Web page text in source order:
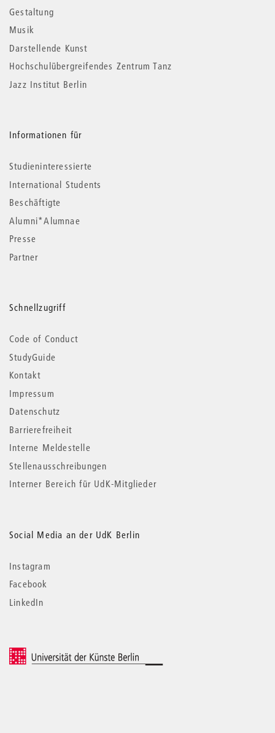
Gestaltung
Musik
Darstellende Kunst
Hochschulübergreifendes Zentrum Tanz
Jazz Institut Berlin
Informationen für
Studieninteressierte
International Students
Beschäftigte
Alumni*Alumnae
Presse
Partner
Schnellzugriff
Code of Conduct
StudyGuide
Kontakt
Impressum
Datenschutz
Barrierefreiheit
Interne Meldestelle
Stellenausschreibungen
Interner Bereich für UdK-Mitglieder
Social Media an der UdK Berlin
Instagram
Facebook
LinkedIn
© 2026 Universität der Künste Berlin